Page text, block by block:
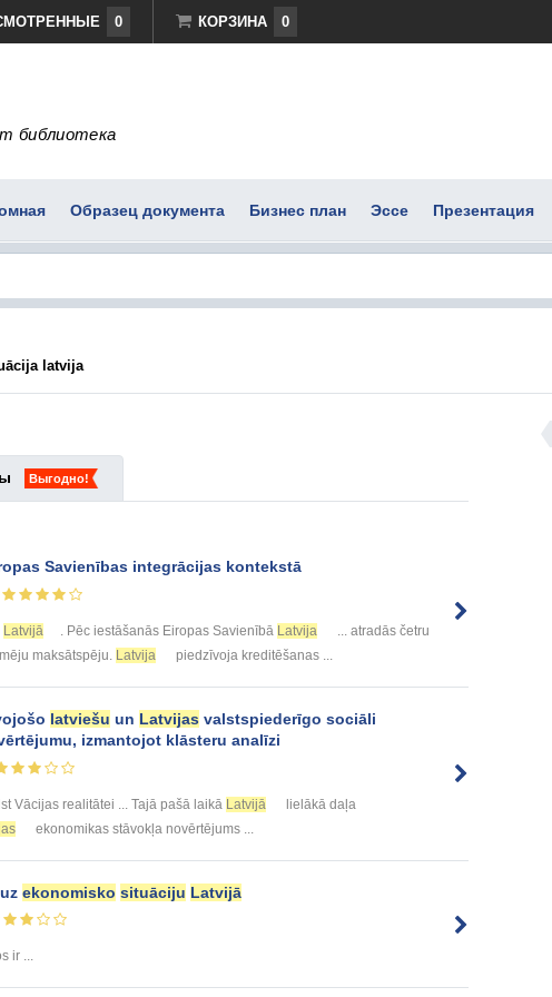
0 КОРЗИНА 0
библиотека
Образец документа Бизнес план Эссе Презентация
latvija
Выгодно!
Savienības integrācijas kontekstā
Latvijā . Pēc iestāšanās Eiropas Savienībā Latvija
... atradās četru
maksātspēju. Latvija piedzīvoja kreditēšanas ...
latviešu un Latvijas valstspiederīgo sociāli
izmantojot klāsteru analīzi
Vācijas realitātei ... Tajā pašā laikā Latvijā
lielākā daļa
ekonomikas stāvokļa novērtējums ...
ekonomisko situāciju Latvijā
ir ...